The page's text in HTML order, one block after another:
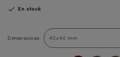
 En stock
Dimensiones: